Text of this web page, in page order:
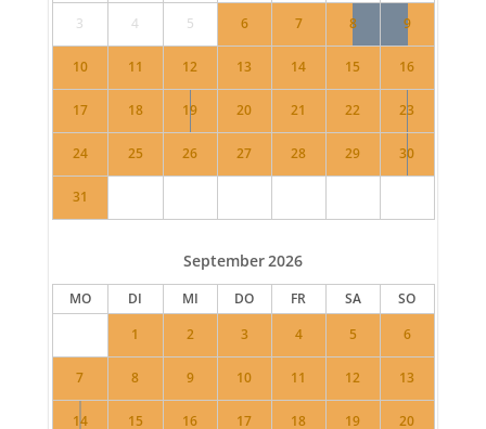
3 4 5 6 7 8 9
10 11 12 13 14 15 16
17 18 19 20 21 22 23
24 25 26 27 28 29 30
31
September2026
MO DI MI DO FR SA
SO
1
2 3 4 5 6
7 8 9 10 11 12 13
14 15 16 17 18 19 20